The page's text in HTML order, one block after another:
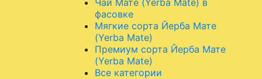
Чай Мате (Yerba Mate) в
фасовке
Мягкие сорта Йерба Мате
(Yerba Mate)
Премиум сорта Йерба Мате
(Yerba Mate)
Все категории